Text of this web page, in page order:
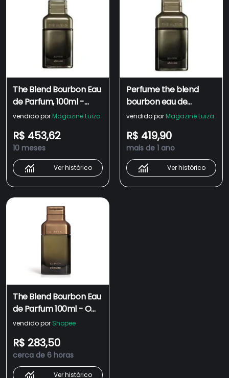
The Blend Bourbon Eau
de Parfum, 100ml -
Boticário
vendido por Magazine Luiza
R$ 453,62
10 meses
Ver histórico
Perfume the blend
bourbon eau de
parfum masculino o
vendido por Magazine Luiza
R$ 419,90
mais de 1 ano
Ver histórico
The Blend Bourbon Eau
de Parfum 100ml - O
Boticário
vendido por Shopee
R$ 283,50
cerca de 6 horas
Ver histórico